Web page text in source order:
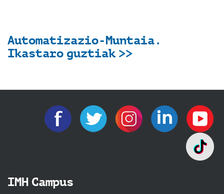
Automatizazio-Muntaia.
Ikastaro guztiak >>
IMH Campus